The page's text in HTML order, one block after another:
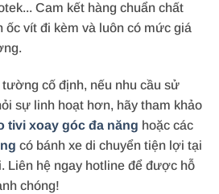
Cam kết hàng chuẩn chất
ốc vít đi kèm và luôn có mức giá
cố định, nếu nhu cầu sử
sự linh hoạt hơn, hãy tham khảo
tivi xoay góc đa năng hoặc các
có bánh xe di chuyển tiện lợi tại
Liên hệ ngay hotline để được hỗ
chóng!